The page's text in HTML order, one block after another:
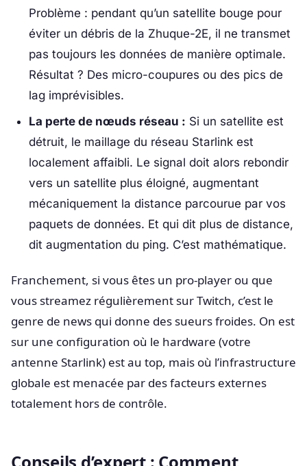
Problème : pendant qu’un satellite bouge pour
éviter un débris de la Zhuque-2E, il ne transmet
pas toujours les données de manière optimale.
Résultat ? Des micro-coupures ou des pics de
lag imprévisibles.
La perte de nœuds réseau : Si un satellite est
détruit, le maillage du réseau Starlink est
localement affaibli. Le signal doit alors rebondir
vers un satellite plus éloigné, augmentant
mécaniquement la distance parcourue par vos
paquets de données. Et qui dit plus de distance,
dit augmentation du ping. C’est mathématique.
Franchement, si vous êtes un pro-player ou que
vous streamez régulièrement sur Twitch, c’est le
genre de news qui donne des sueurs froides. On est
sur une configuration où le hardware (votre
antenne Starlink) est au top, mais où l’infrastructure
globale est menacée par des facteurs externes
totalement hors de contrôle.
Conseils d’expert : Comment